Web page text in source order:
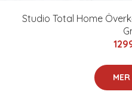
Studio Total Home